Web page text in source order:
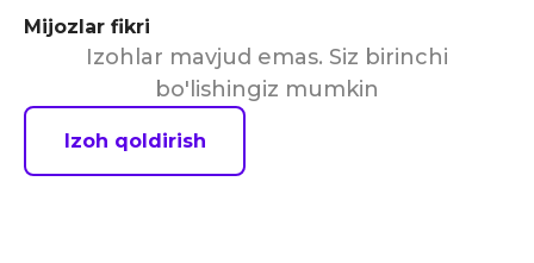
Mijozlar fikri
Izohlar mavjud emas. Siz birinchi
bo'lishingiz mumkin
Izoh qoldirish